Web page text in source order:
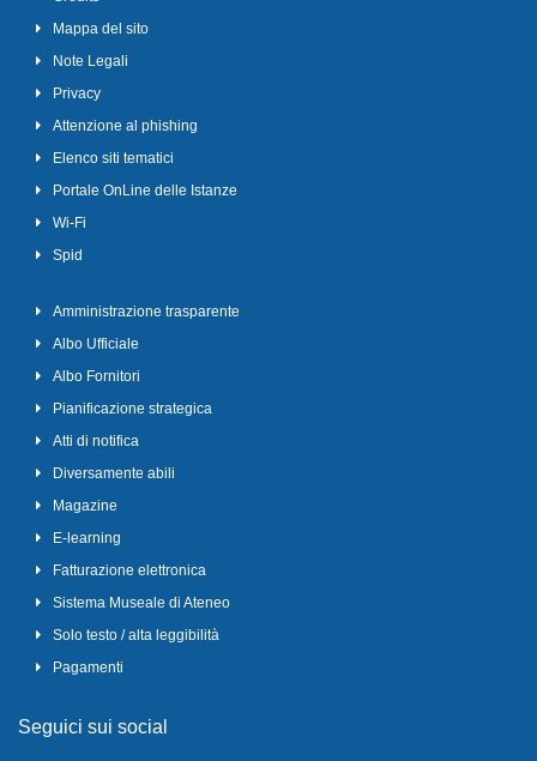
Mappa del sito
Note Legali
Privacy
Attenzione al phishing
Elenco siti tematici
Portale OnLine delle Istanze
Wi-Fi
Spid
Amministrazione trasparente
Albo Ufficiale
Albo Fornitori
Pianificazione strategica
Atti di notifica
Diversamente abili
Magazine
E-learning
Fatturazione elettronica
Sistema Museale di Ateneo
Solo testo / alta leggibilità
Pagamenti
Seguici sui social